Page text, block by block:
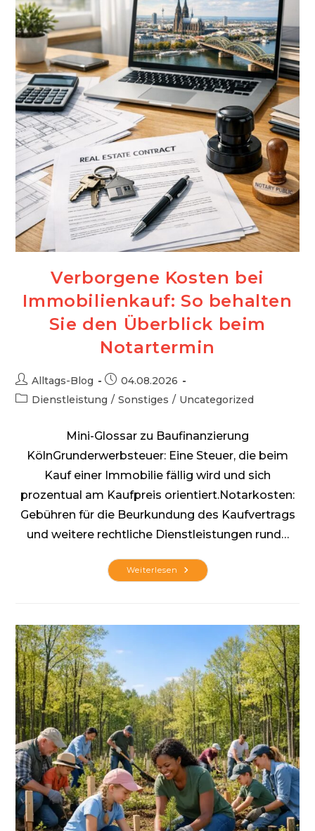
Verborgene Kosten bei
Immobilienkauf: So behalten
Sie den Überblick beim
Notartermin
Beitrags-
Autor:
Alltags-Blog
Beitrag
veröffentlicht:
04.08.2026
Beitrags-
Dienstleistung / Sonstiges / Uncategorized
Mini-Glossar zu Baufinanzierung
KölnGrunderwerbsteuer: Eine Steuer, die beim
Kauf einer Immobilie fällig wird und sich
prozentual am Kaufpreis orientiert.Notarkosten:
Gebühren für die Beurkundung des Kaufvertrags
und weitere rechtliche Dienstleistungen rund…
Weiterlesen Verborgene
Kosten
Überblick
Notartermin